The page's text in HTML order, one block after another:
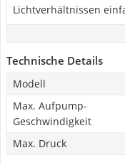
Lichtverhältnissen
Technische Details
Modell
Max. Aufpump-
Geschwindigkeit
Max. Druck